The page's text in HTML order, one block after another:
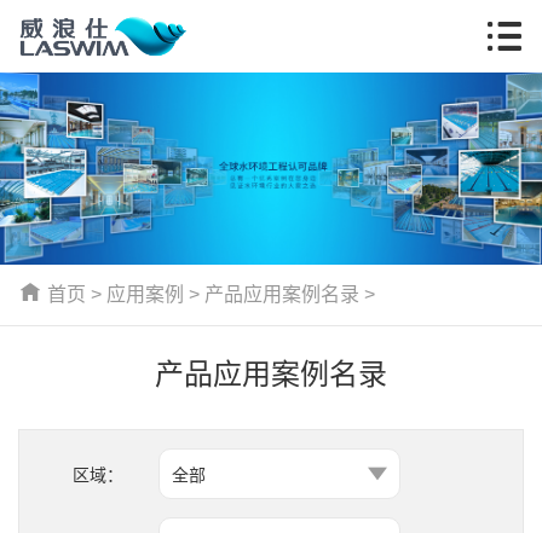
首页 > 应用案例 > 产品应用案例名录 >
产品应用案例名录
区域： 全部